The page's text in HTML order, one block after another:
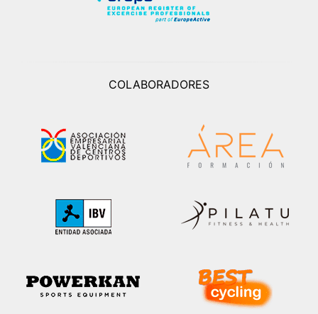
COLABORADORES